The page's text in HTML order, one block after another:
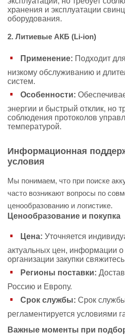
хранения и эксплуатации
оборудования.
2. Литиевые АКБ (Li-ion)
Применение: Подходит
низкому обслуживанию и
систем.
Особенности:
энергии и быстрый отклик, но
соблюдения протоколов
температурой.
Информационная
условия
Мы понимаем, что при поиске
часто возникают вопросы по
ценообразованию и логистике.
Ценообразование и покупка
Цена: Уточняется
актуальных цен, информации о
организации закупки
Регионы поставки:
Россию и Европу.
Срок службы: Срок
регламентируется условиями
Важные моменты при